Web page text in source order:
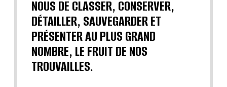
NOUS DE CLASSER, CONSERVER,
DÉTAILLER, SAUVEGARDER ET
PRÉSENTER AU PLUS GRAND
NOMBRE, LE FRUIT DE NOS
TROUVAILLES.